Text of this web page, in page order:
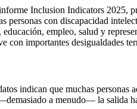
Inclusion Indicators 2025,
personas con discapacidad
empleo, salud y
con importantes desigualdades
indican que muchas
a menudo— la salida